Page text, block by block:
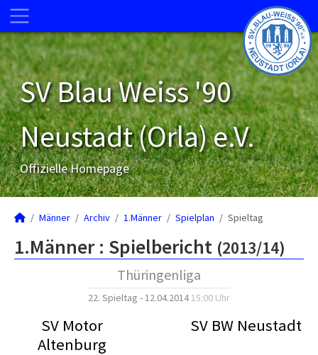
SV Blau Weiss '90
Neustadt (Orla) e.V.
Offizielle Homepage
Männer Archiv 1.Männer Spielplan Spieltag
1.Männer : Spielbericht (2013/14)
Thüringenliga
22. Spieltag - 12.04.201415:00 Uhr
SV Motor
Altenburg
SV BW Neustadt